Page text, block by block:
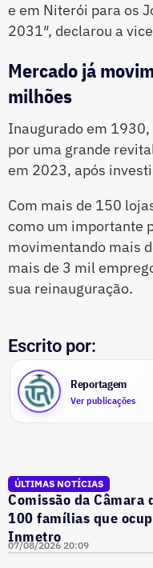
e em Niterói para os
2031″, declarou a
Mercado já
milhões
Inaugurado em
por uma grande
em 2023, após
Com mais de 150
como um importante
movimentando mais
mais de 3 mil
sua reinauguração.
Escrito por:
Reportagem
Ver publicações
ÚLTIMAS NOTÍCIAS
Comissão da Câmara
100 famílias que
Inmetro
07/08/2026 20:09